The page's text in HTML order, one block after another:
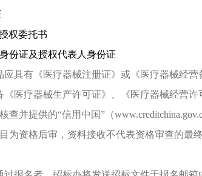
权委托书
份证及授权代表人身份证
应具有《医疗器械注册证》或《医疗器械经营
《医疗器械生产许可证》、《医疗器械经营
查并提供的“信用中国”（
为资格后审，资料接收不代表资格审查的最